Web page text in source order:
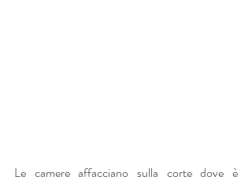
Le camere affacciano sulla corte dove è